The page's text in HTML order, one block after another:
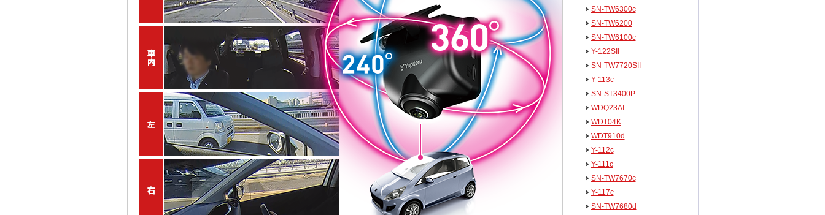
SN-TW6300c
SN-TW6200
SN-TW6100c
Y-122SII
SN-TW7720SII
Y-113c
SN-ST3400P
WDQ23AI
WDT04K
WDT910d
Y-112c
Y-111c
SN-TW7670c
Y-117c
SN-TW7680d